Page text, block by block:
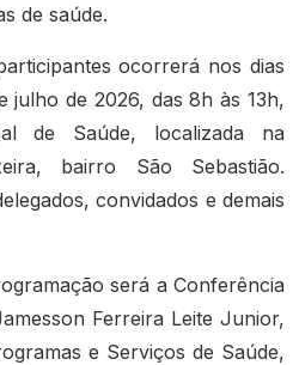
de saúde.
ocorrerá nos dias
julho de 2026, das 8h às 13h,
de Saúde, localizada na
bairro São Sebastião.
convidados e demais
será a Conferência
Ferreira Leite Junior,
e Serviços de Saúde,